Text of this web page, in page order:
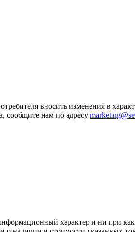
вносить изменения в
сообщите нам по адресу
характер и ни при